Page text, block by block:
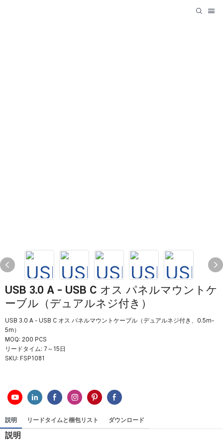
USB 3.0 A - USB C オス パネルマウントケ
ーブル（デュアルネジ付き）
USB 3.0 A - USB C オス パネルマウントケーブル（デュアルネジ付き、0.5m-
5m）
MOQ: 200 PCS
リードタイム: 7～15日
SKU: FSP1081
説明 リードタイムと梱包リスト ダウンロード
説明